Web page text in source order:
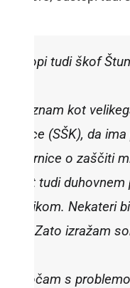
odstopi tudi škof
poznam kot
(SŠK), da
smernice o zaščiti
kot tudi
vernikom. Nekateri
Zato izražam
soočam s